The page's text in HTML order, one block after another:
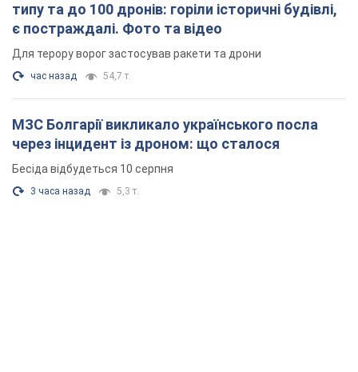
типу та до 100 дронів: горіли історичні будівлі,
є постраждалі. Фото та відео
Для терору ворог застосував ракети та дрони
час назад 54,7 т.
МЗС Болгарії викликало українського посла
через інцидент із дроном: що сталося
Бесіда відбудеться 10 серпня
3 часа назад 5,3 т.